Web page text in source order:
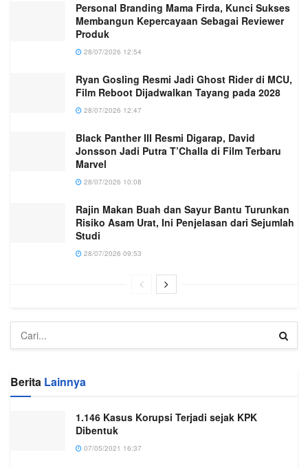
Personal Branding Mama Firda, Kunci Sukses
Membangun Kepercayaan Sebagai Reviewer
Produk
28/07/2026 12:54
Ryan Gosling Resmi Jadi Ghost Rider di MCU,
Film Reboot Dijadwalkan Tayang pada 2028
28/07/2026 12:47
Black Panther III Resmi Digarap, David
Jonsson Jadi Putra T’Challa di Film Terbaru
Marvel
28/07/2026 10:08
Rajin Makan Buah dan Sayur Bantu Turunkan
Risiko Asam Urat, Ini Penjelasan dari Sejumlah
Studi
28/07/2026 09:53
Berita Lainnya
1.146 Kasus Korupsi Terjadi sejak KPK
Dibentuk
07/05/2021 16:37